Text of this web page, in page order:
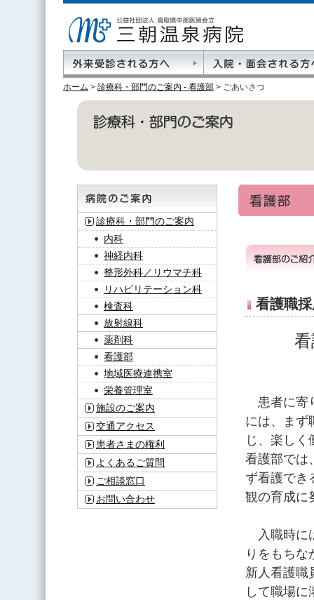
ホーム > 診療科・部門のご案内 - 看護部 > ごあいさつ
診療科・部門のご案内
内科
神経内科
整形外科／リウマチ科
リハビリテーション科
検査科
放射線科
薬剤科
看護部
地域医療連携室
栄養管理室
施設のご案内
交通アクセス
患者さまの権利
よくあるご質問
ご相談窓口
お問い合わせ
看護職
患者に寄
には、まず
じ、楽し
看護部では
ず看護でき
観の育成に
入職時に
りをもち
新人看護職
して職場